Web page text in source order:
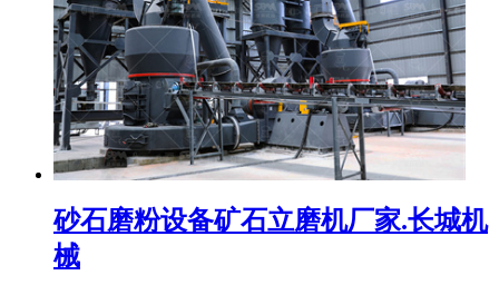
砂石磨粉设备矿石立磨机厂家.长城机
械